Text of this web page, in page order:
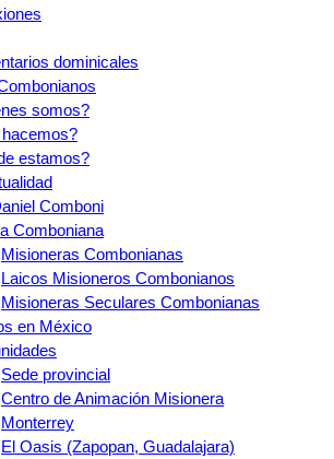
dominicales
somos?
estamos?
Comboni
Comboniana
Misioneras Combonianas
Laicos Misioneros Combonianos
Misioneras Seculares Combonianas
en México
Sede provincial
Centro de Animación Misionera
Monterrey
El Oasis (Zapopan, Guadalajara)